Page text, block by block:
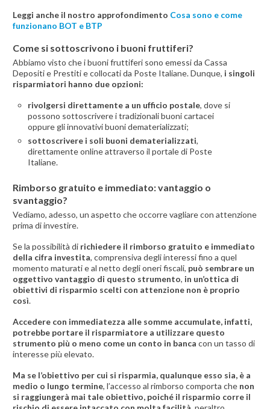
Leggi anche il nostro approfondimento Cosa sono e come
funzionano BOT e BTP
Come si sottoscrivono i buoni fruttiferi?
Abbiamo visto che i buoni fruttiferi sono emessi da Cassa
Depositi e Prestiti e collocati da Poste Italiane. Dunque, i singoli
risparmiatori hanno due opzioni:
rivolgersi direttamente a un ufficio postale, dove si
possono sottoscrivere i tradizionali buoni cartacei
oppure gli innovativi buoni dematerializzati;
sottoscrivere i soli buoni dematerializzati,
direttamente online attraverso il portale di Poste
Italiane.
Rimborso gratuito e immediato: vantaggio o
svantaggio?
Vediamo, adesso, un aspetto che occorre vagliare con attenzione
prima di investire.
Se la possibilità di richiedere il rimborso gratuito e immediato
della cifra investita, comprensiva degli interessi fino a quel
momento maturati e al netto degli oneri fiscali, può sembrare un
oggettivo vantaggio di questo strumento, in un’ottica di
obiettivi di risparmio scelti con attenzione non è proprio
così.
Accedere con immediatezza alle somme accumulate, infatti,
potrebbe portare il risparmiatore a utilizzare questo
strumento più o meno come un conto in banca con un tasso di
interesse più elevato.
Ma se l’obiettivo per cui si risparmia, qualunque esso sia, è a
medio o lungo termine, l’accesso al rimborso comporta che non
si raggiungerà mai tale obiettivo, poiché il risparmio corre il